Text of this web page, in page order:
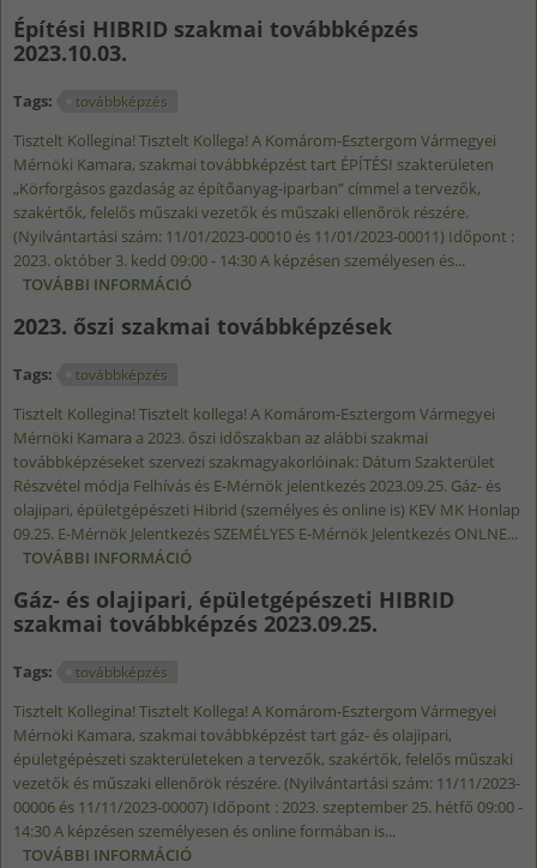
TARTALOMMAL KAPCSOLATOSAN
Építési HIBRID szakmai továbbképzés
2023.10.03.
Tags: továbbképzés
Tisztelt Kollegina! Tisztelt Kollega! A Komárom-Esztergom Vármegyei
Mérnöki Kamara, szakmai továbbképzést tart ÉPÍTÉSI szakterületen
„Körforgásos gazdaság az építőanyag-iparban” címmel a tervezők,
szakértők, felelős műszaki vezetők és műszaki ellenőrök részére.
(Nyilvántartási szám: 11/01/2023-00010 és 11/01/2023-00011) Időpont :
2023. október 3. kedd 09:00 - 14:30 A képzésen személyesen és...
TOVÁBBI INFORMÁCIÓ
2023. őszi szakmai továbbképzések
Tags: továbbképzés
Tisztelt Kollegina! Tisztelt kollega! A Komárom-Esztergom Vármegyei
Mérnöki Kamara a 2023. őszi időszakban az alábbi szakmai
továbbképzéseket szervezi szakmagyakorlóinak: Dátum Szakterület
Részvétel módja Felhívás és E-Mérnök jelentkezés 2023.09.25. Gáz- és
olajipari, épületgépészeti Hibrid (személyes és online is) KEV MK Honlap
09.25. E-Mérnök Jelentkezés SZEMÉLYES E-Mérnök Jelentkezés ONLNE...
TOVÁBBI INFORMÁCIÓ
Gáz- és olajipari, épületgépészeti HIBRID
szakmai továbbképzés 2023.09.25.
Tags: továbbképzés
Tisztelt Kollegina! Tisztelt Kollega! A Komárom-Esztergom Vármegyei
Mérnöki Kamara, szakmai továbbképzést tart gáz- és olajipari,
épületgépészeti szakterületeken a tervezők, szakértők, felelős műszaki
vezetők és műszaki ellenőrök részére. (Nyilvántartási szám: 11/11/2023-
00006 és 11/11/2023-00007) Időpont : 2023. szeptember 25. hétfő 09:00 -
14:30 A képzésen személyesen és online formában is...
TOVÁBBI INFORMÁCIÓ